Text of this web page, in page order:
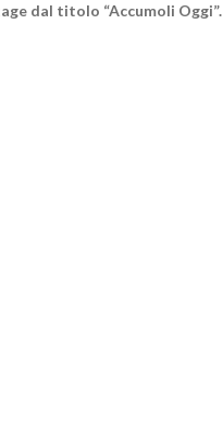
dal titolo “Accumoli Oggi”.